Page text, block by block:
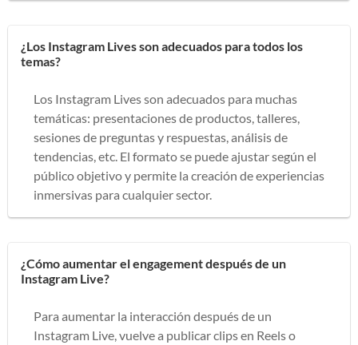
¿Los Instagram Lives son adecuados para todos los
temas?
Los Instagram Lives son adecuados para muchas
temáticas: presentaciones de productos, talleres,
sesiones de preguntas y respuestas, análisis de
tendencias, etc. El formato se puede ajustar según el
público objetivo y permite la creación de experiencias
inmersivas para cualquier sector.
¿Cómo aumentar el engagement después de un
Instagram Live?
Para aumentar la interacción después de un
Instagram Live, vuelve a publicar clips en Reels o